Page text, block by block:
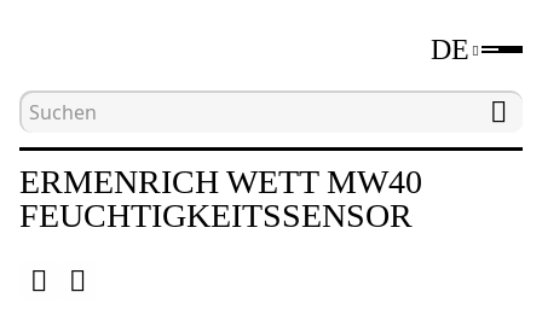
DE
Hauptseite
ERMENRICH WETT MW40
FEUCHTIGKEITSSENSOR